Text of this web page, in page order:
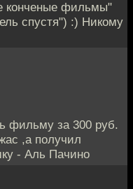
конченые фильмы"
спустя") :) Никому
фильму за 300 руб.
,а получил
- Аль Пачино